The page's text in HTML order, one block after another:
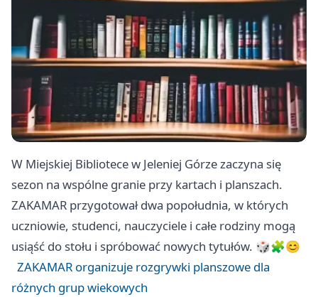
W Miejskiej Bibliotece w Jeleniej Górze zaczyna się
sezon na wspólne granie przy kartach i planszach.
ZAKAMAR przygotował dwa popołudnia, w których
uczniowie, studenci, nauczyciele i całe rodziny mogą
usiąść do stołu i spróbować nowych tytułów. 🎲🧩😊
ZAKAMAR organizuje rozgrywki planszowe dla
różnych grup wiekowych